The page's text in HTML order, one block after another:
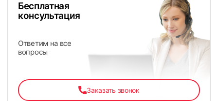
Бесплатная
консультация
Ответим на все
вопросы
Заказать звонок